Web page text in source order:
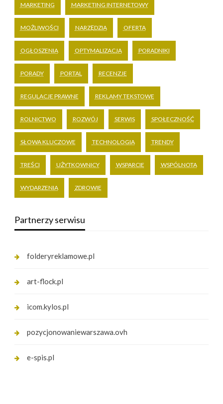
MARKETING MARKETING INTERNETOWY
MOŻLIWOŚCI NARZĘDZIA OFERTA
OGŁOSZENIA OPTYMALIZACJA PORADNIKI
PORADY PORTAL RECENZJE
REGULACJE PRAWNE REKLAMY TEKSTOWE
ROLNICTWO ROZWÓJ SERWIS SPOŁECZNOŚĆ
SŁOWA KLUCZOWE TECHNOLOGIA TRENDY
TREŚCI UŻYTKOWNICY WSPARCIE WSPÓLNOTA
WYDARZENIA ZDROWIE
Partnerzy serwisu
folderyreklamowe.pl
art-flock.pl
icom.kylos.pl
pozycjonowaniewarszawa.ovh
e-spis.pl